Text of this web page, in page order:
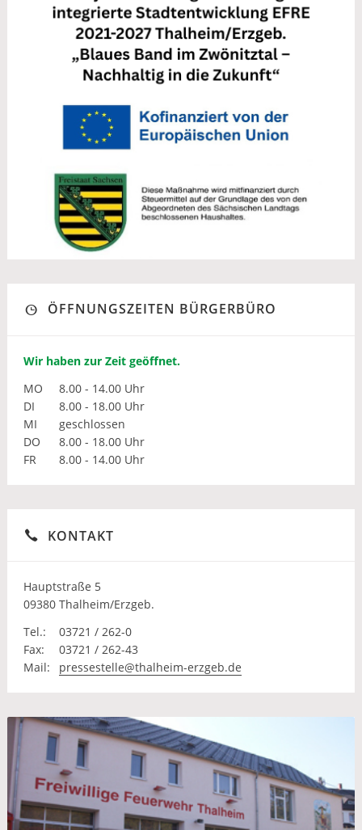
ÖFFNUNGSZEITEN BÜRGERBÜRO
Wir haben zur Zeit geöffnet.
MO
8.00 - 14.00 Uhr
DI
8.00 - 18.00 Uhr
MI
geschlossen
DO
8.00 - 18.00 Uhr
FR
8.00 - 14.00 Uhr
KONTAKT
Hauptstraße 5
09380 Thalheim/Erzgeb.
Tel.:
03721 / 262-0
Fax:
03721 / 262-43
Mail:
pressestelle@thalheim-erzgeb.de